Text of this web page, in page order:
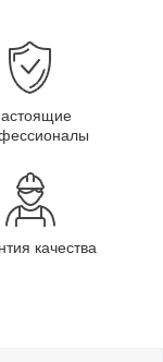
качества